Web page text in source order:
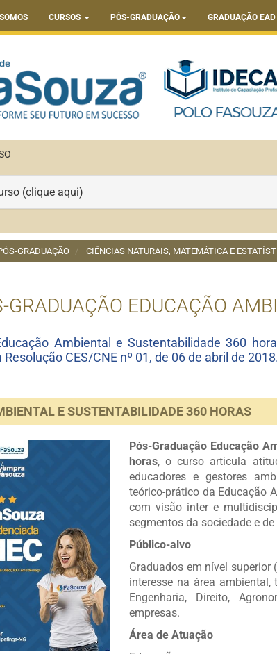
CURSOS PÓS-GRADUAÇÃO GRADUAÇÃO EAD
(clique aqui)
GRADUAÇÃO CIÊNCIAS NATURAIS, MATEMÁTICA E
GRADUAÇÃO EDUCAÇÃO
Ambiental e Sustentabilidade 360
CES/CNE nº 01, de 06 de abril de
E SUSTENTABILIDADE 360 HORAS
Pós-Graduação Educação
horas, o curso articula
educadores e gestores
teórico-prático da Educação
com visão inter e
segmentos da sociedade e
Público-alvo
Graduados em nível
interesse na área
Engenharia, Direito,
empresas.
Área de Atuação